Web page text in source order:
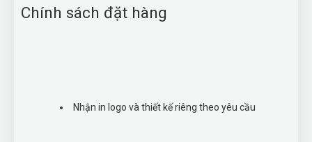
Chính sách đặt hàng
Nhận in logo và thiết kế riêng theo yêu cầu